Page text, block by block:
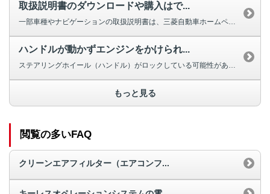
取扱説明書のダウンロードや購入はで...
ハンドルが動かずエンジンをかけられ...
ステアリングホイール（ハンドル）がロックしている可能性があります。 ほと...
もっと見る
閲覧の多いFAQ
クリーンエアフィルター（エアコンフ...